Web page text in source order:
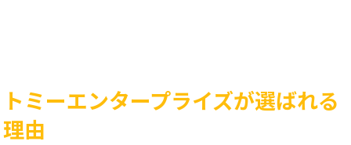
トミーエンタープライズが選ばれる
理由